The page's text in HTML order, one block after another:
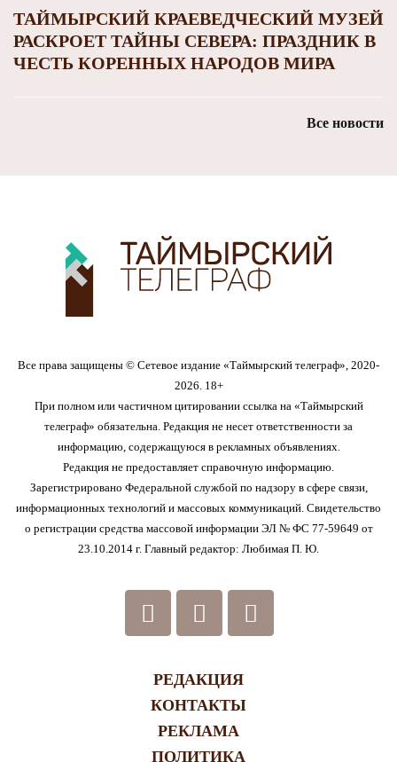
ТАЙМЫРСКИЙ КРАЕВЕДЧЕСКИЙ МУЗЕЙ
РАСКРОЕТ ТАЙНЫ СЕВЕРА: ПРАЗДНИК В
ЧЕСТЬ КОРЕННЫХ НАРОДОВ МИРА
Все новости
Все права защищены © Сетевое издание «Таймырский телеграф», 2020-
2026. 18+
При полном или частичном цитировании ссылка на «Таймырский
телеграф» обязательна. Редакция не несет ответственности за
информацию, содержащуюся в рекламных объявлениях.
Редакция не предоставляет справочную информацию.
Зарегистрировано Федеральной службой по надзору в сфере связи,
информационных технологий и массовых коммуникаций. Свидетельство
о регистрации средства массовой информации ЭЛ № ФС 77-59649 от
23.10.2014 г. Главный редактор: Любимая П. Ю.
РЕДАКЦИЯ
КОНТАКТЫ
РЕКЛАМА
ПОЛИТИКА